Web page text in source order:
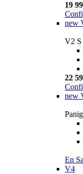
19
new
V2 S
22
new
En
V4